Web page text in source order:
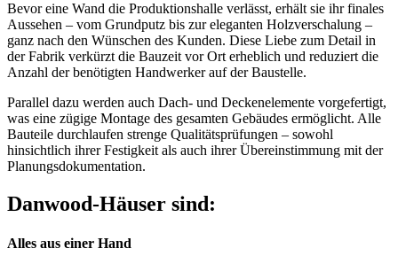
Bevor eine Wand die Produktionshalle verlässt, erhält sie ihr finales
Aussehen – vom Grundputz bis zur eleganten Holzverschalung –
ganz nach den Wünschen des Kunden. Diese Liebe zum Detail in
der Fabrik verkürzt die Bauzeit vor Ort erheblich und reduziert die
Anzahl der benötigten Handwerker auf der Baustelle.
Parallel dazu werden auch Dach- und Deckenelemente vorgefertigt,
was eine zügige Montage des gesamten Gebäudes ermöglicht. Alle
Bauteile durchlaufen strenge Qualitätsprüfungen – sowohl
hinsichtlich ihrer Festigkeit als auch ihrer Übereinstimmung mit der
Planungsdokumentation.
Danwood-Häuser sind:
Alles aus einer Hand